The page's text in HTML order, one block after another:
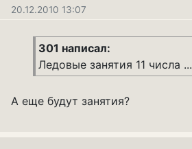
20.12.2010 13:07
301 написал:
Ледовые занятия 11 числа ...
А еще будут занятия?